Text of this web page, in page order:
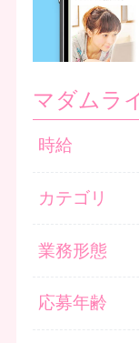
マダムラ
時給
カテゴリ
業務形態
応募年齢